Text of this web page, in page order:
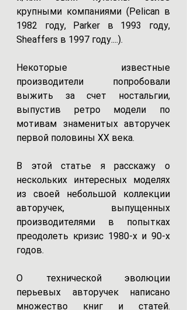
крупными компаниями (Pelican в
1982 году, Parker в 1993 году,
Sheaffers в 1997 году....).
Некоторые известные
производители попробовали
выжить за счет ностальгии,
выпустив ретро модели по
мотивам знаменитых авторучек
первой половины XX века.
В этой статье я расскажу о
нескольких интересных моделях
из своей небольшой коллекции
авторучек, выпущенных
производителями в попытках
преодолеть кризис 1980-х и 90-х
годов.
О технической эволюции
перьевых авторучек написано
множество книг и статей.